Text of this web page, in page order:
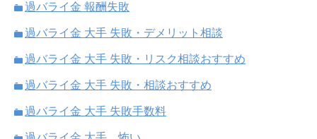
過バライ金 報酬失敗
過バライ金 大手 失敗・デメリット相談
過バライ金 大手 失敗・リスク相談おすすめ
過バライ金 大手 失敗・相談おすすめ
過バライ金 大手 失敗手数料